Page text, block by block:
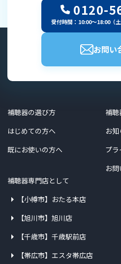
0120-
受付時間：10:00～18:00（
お問い
補聴器の選び方
はじめての方へ
既にお使いの方へ
補聴
お
プ
お
補聴器専門店として
【小樽市】おたる本店
【旭川市】旭川店
【千歳市】千歳駅前店
【帯広市】エスタ帯広店